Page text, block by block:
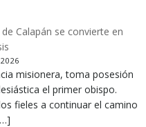
Calapán se convierte en
misionera, toma posesión
el primer obispo.
fieles a continuar el camino